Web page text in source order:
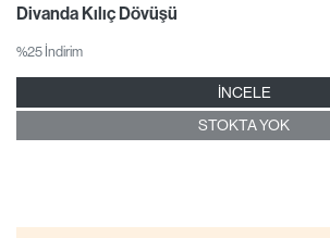
Divanda Kılıç Dövüşü
%25 İndirim
İNCELE
STOKTA YOK